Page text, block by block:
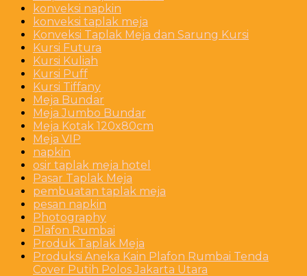
konveksi napkin
konveksi taplak meja
Konveksi Taplak Meja dan Sarung Kursi
Kursi Futura
Kursi Kuliah
Kursi Puff
Kursi Tiffany
Meja Bundar
Meja Jumbo Bundar
Meja Kotak 120x80cm
Meja VIP
napkin
osir taplak meja hotel
Pasar Taplak Meja
pembuatan taplak meja
pesan napkin
Photography
Plafon Rumbai
Produk Taplak Meja
Produksi Aneka Kain Plafon Rumbai Tenda
Cover Putih Polos Jakarta Utara